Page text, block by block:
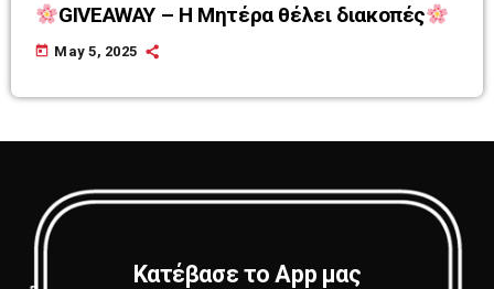
GIVEAWAY – Η Μητέρα θέλει διακοπές
today May 5, 2025
Κατέβασε το App μας